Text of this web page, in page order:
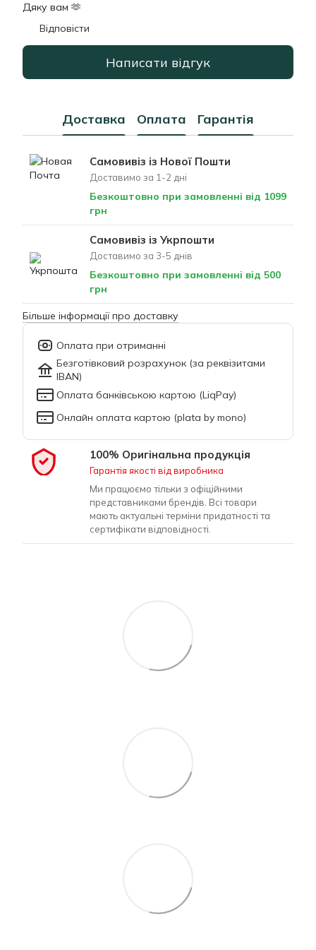
Дяку вам 🫶
Відповісти
Написати відгук
Доставка Оплата Гарантія
Самовивіз із Нової Пошти
Доставимо за 1-2 дні
Безкоштовно при замовленні від 1099
грн
Самовивіз із Укрпошти
Доставимо за 3-5 днів
Безкоштовно при замовленні від 500
грн
Більше інформації про доставку
Оплата при отриманні
Безготівковий розрахунок (за реквізитами
IBAN)
Оплата банківською картою (LiqPay)
Онлайн оплата картою (plata by mono)
100% Оригінальна продукція
Гарантія якості від виробника
Ми працюємо тільки з офіційними
представниками брендів. Всі товари
мають актуальні терміни придатності та
сертифікати відповідності.